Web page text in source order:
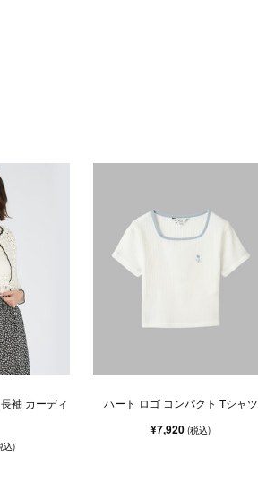
袖 カーディ
込)
ハート ロゴ コンパクト Tシャツ
¥7,920(税込)